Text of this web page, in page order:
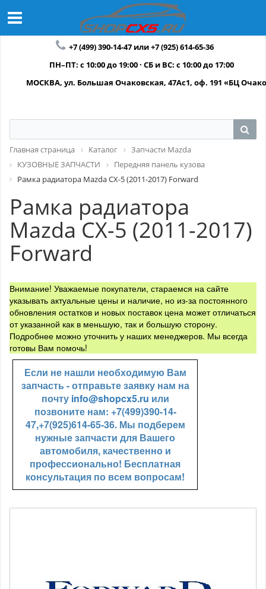
+7 (499) 390-14-47 или +7 (925) 614-65-36
ПН–ПТ: с 10:00 до 19:00 · СБ и ВС: с 10:00 до 17:00
МОСКВА, ул. Большая Очаковская, 47Ас1, оф. 191 «БЦ
Главная страница Каталог
Запчасти Mazda
КУЗОВНЫЕ ЗАПЧАСТИ
Передняя панель кузова
Рамка радиатора Mazda CX-5 (2011-2017) Forward
Рамка радиатора
Mazda CX-5 (2011-2017)
Forward
Внимание! Уважаемые покупатели, стараемся на сайте
указывать актуальные цены и наличие, но из-за постоянного
обновления остатков и новых поставок цена может отличаться
от указанной как в меньшую, так и большую сторону.
Подробнее можно уточнить у наших менеджеров. Мы всегда
готовы Вам помочь!
Если не нашли необходимую Вам
запчасть - отправьте заявку нам на
почту info@shopcx5.ru или
позвоните нам: +7(499)390-14-
47,+7(925)614-65-36. Мы подберем
нужные запчасти для Вашего
автомобиля, качественно и
профессионально! Бесплатная
консультация по всем вопросам!